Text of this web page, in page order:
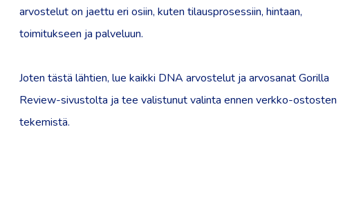
arvostelut on jaettu eri osiin, kuten tilausprosessiin, hintaan,
toimitukseen ja palveluun.
Joten tästä lähtien, lue kaikki DNA arvostelut ja arvosanat Gorilla
Review-sivustolta ja tee valistunut valinta ennen verkko-ostosten
tekemistä.